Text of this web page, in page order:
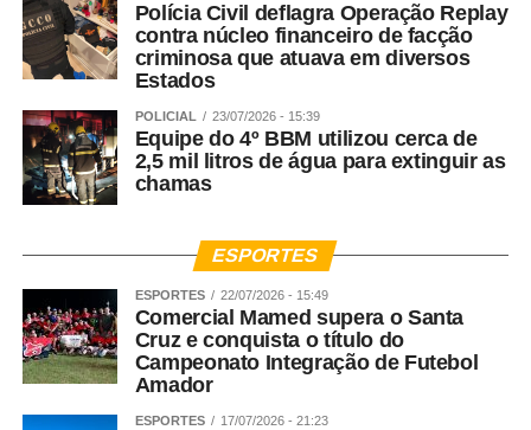
Polícia Civil deflagra Operação Replay
contra núcleo financeiro de facção
criminosa que atuava em diversos
Estados
POLICIAL 23/07/2026 - 15:39
Equipe do 4º BBM utilizou cerca de
2,5 mil litros de água para extinguir as
chamas
ESPORTES
ESPORTES 22/07/2026 - 15:49
Comercial Mamed supera o Santa
Cruz e conquista o título do
Campeonato Integração de Futebol
Amador
ESPORTES 17/07/2026 - 21:23